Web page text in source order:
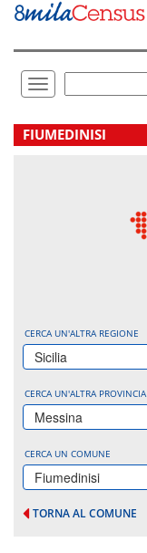
Vai
direttamente
Toggle
navigation
.
FIUMEDINISI
CERCA UN'ALTRA REGIONE
Sicilia
CERCA UN'ALTRA PROVINCIA
Messina
CERCA UN COMUNE
Fiumedinisi
TORNA AL COMUNE